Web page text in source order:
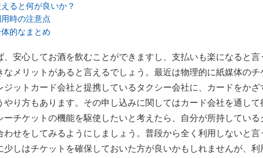
ると何が良いか？
時の注意点
的なまとめ
、安心してお酒を飲むことができますし、支払いも楽になると言
なメリットがあると言えるでしょう。最近は物理的に紙媒体のチ
ジットカード会社と提携しているタクシー会社に、カードをかざ
り方もあります。その申し込みに関してはカード会社を通して
ーチケットの機能を駆使したいと考えたら、自分が所持している
わせをしてみるようにしましょう。普段から全く利用しないと言
少しはチケットを確保しておいた方が良いかもしれませんが、利